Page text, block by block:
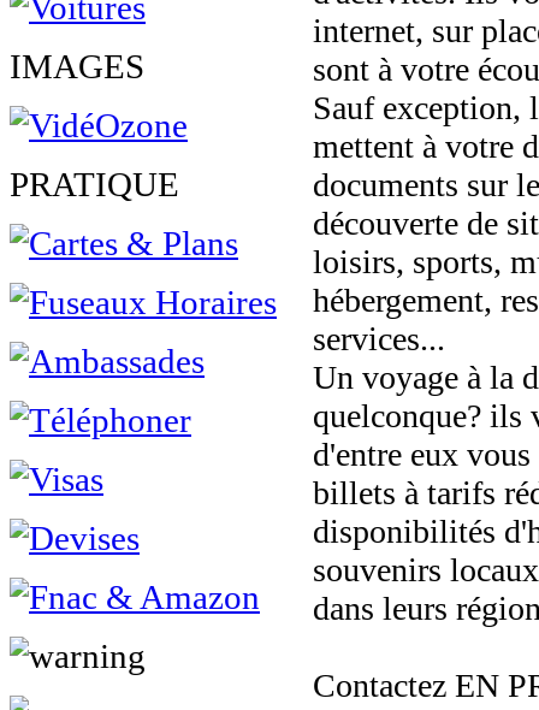
IMAGES
PRATIQUE
internet, sur
sont à votre
Sauf exception,
mettent à votre
documents sur
découverte de
loisirs, sports,
hébergement,
services...
Un voyage à la
quelconque? ils
d'entre eux
billets à tarifs
disponibilités
souvenirs
dans leurs
Contactez EN